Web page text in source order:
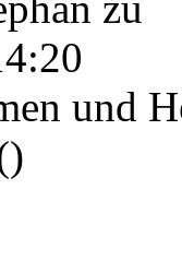
und